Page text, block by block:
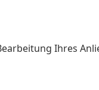
Ihres